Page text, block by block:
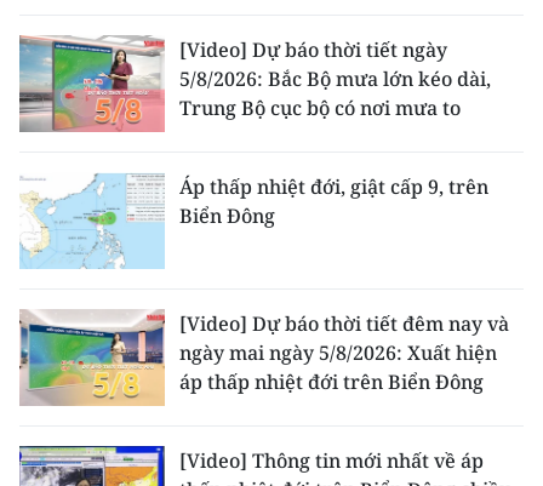
[Video] Dự báo thời tiết ngày
5/8/2026: Bắc Bộ mưa lớn kéo dài,
Trung Bộ cục bộ có nơi mưa to
Áp thấp nhiệt đới, giật cấp 9, trên
Biển Đông
[Video] Dự báo thời tiết đêm nay và
ngày mai ngày 5/8/2026: Xuất hiện
áp thấp nhiệt đới trên Biển Đông
[Video] Thông tin mới nhất về áp